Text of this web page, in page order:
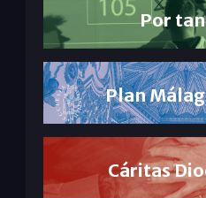
Por
Plan
Cáritas